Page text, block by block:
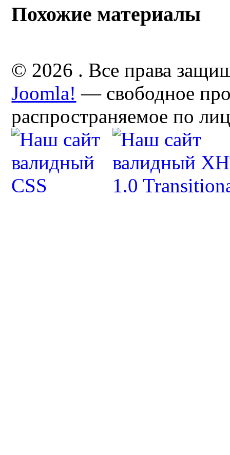
Похожие материалы
© 2026 . Все права
Joomla! — свободное
распространяемое по